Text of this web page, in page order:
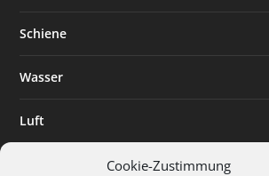
Cookie-Zustimmung
Schiene
Wasser
Luft